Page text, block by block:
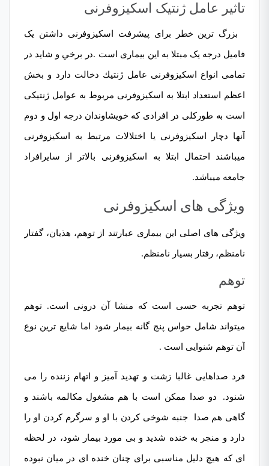
تاثیر عامل ژنتیک اسکیزوفرنی
بزرگ ترین خطر برای پیشرفت اسکیزوفرنی داشتن یک
فامیل درجه یک مبتلا به این بیماری است .در برخي و شايد در
تمامی انواع اسكيزوفرنی عامل ژنتيك دخالت دارد و بخش
اعظم استعداد ابتلا به اسكيزوفرنی مربوط به عوامل ژنتيكی
است به طوركلی در افرادی كه خويشاوندان درجه اول و دوم
آنها دچار اسكيزوفرنی يا اختلالات مرتبط به اسكيزوفرنی
میباشند احتمال ابتلا به اسكيزوفرنی بالاتر از سايرافراد
جامعه میباشد.
ویژگی های اسکیزوفرنی
ویژگی های اصلی این بیماری عبارتند از توهم، هذیان، گفتار
نامنظم، رفتار بسیار نامنظم.
توهم
توهم تجربه حسی است که منشا آن درونی است. توهم
میتواند شامل حواس پنج گانه بیمار شود اما شایع ترین نوع
آن توهم شنوایی است .
فرد صداهایی غالبا زشت و تهدید آمیز و اتهام زننده را می
شنود. دو صدا ممکن است با هم مشغول مکالمه باشند و
گاهی هم صدا جنبه شوخی کردن با او و سرگرم کردن او را
دارد و منجر به خنده شدید و بی مورد بیمار شود، در لحظه
ای که هیچ دلیل مناسبی برای چنان خنده ای در میان نبوده